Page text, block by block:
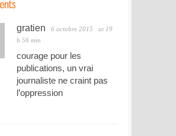
gratien 6 octobre 2015
at 19
h 56 min
courage pour les
publications, un vrai
journaliste ne craint pas
l’oppression